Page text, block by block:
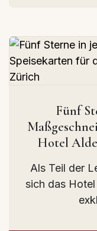
Fünf
Hotel
Als Teil der
sich das